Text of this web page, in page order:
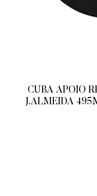
CUBA APOIO
J.ALMEIDA